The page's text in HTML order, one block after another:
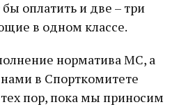
оплатить и две – три
в одном классе.
норматива МС, а
в Спорткомитете
пор, пока мы приносим